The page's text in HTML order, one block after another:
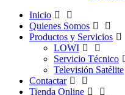
Inicio
Quienes Somos
Productos y Servicios
LOWI
Servicio Técnico
Televisión Satélite
Contactar
Tienda Online